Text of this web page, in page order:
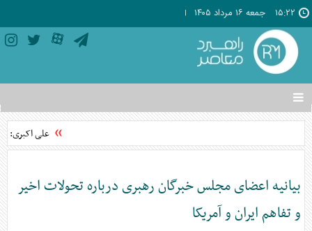
۱۵:۲۲ جمعه ۱۶ مرداد ۱۴۰۵
تغییر
وضعیت
منوی
ها
علی اکبری:
بیانیه اعضای مجلس خبرگان رهبری درباره تحولات اخیر
و تفاهم ایران و آمریکا